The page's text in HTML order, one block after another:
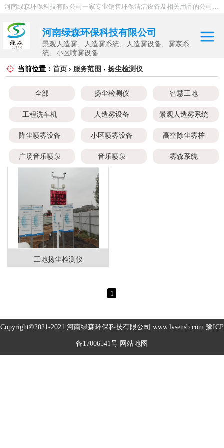
河南绿森环保科技有限公司一家专业销售环保清洁设备及相关用品的公司，产品包括：音乐喷泉、雾森系统、人造雾设备、景观人造雾、人造雾系统、小区喷雾设备、高压喷雾降尘设备、料仓喷雾除尘系统、喷雾降温加湿设备、郑州喷雾消毒设备，等八大系列上百个品种。
河南绿森环保科技有限公司
景观人造雾、人造雾系统、人造雾设备、雾森系
统、小区喷雾设备
当前位置： 首页 › 服务范围 › 扬尘检测仪
全部 扬尘检测仪 智慧工地
工程洗车机 人造雾设备 景观人造雾系统
降尘喷雾设备 小区喷雾设备 高空除尘雾桩
广场音乐喷泉 音乐喷泉 雾森系统
工地扬尘检测仪
1
Copyright©2021-2021 河南绿森环保科技有限公司 www.lvsensb.com 豫ICP
备17006541号 网站地图
扬尘检测仪
智慧工地
工程洗车机
景观人造雾系统
降尘喷雾设备
小区喷雾设备
高空除尘雾桩
广场音乐喷泉